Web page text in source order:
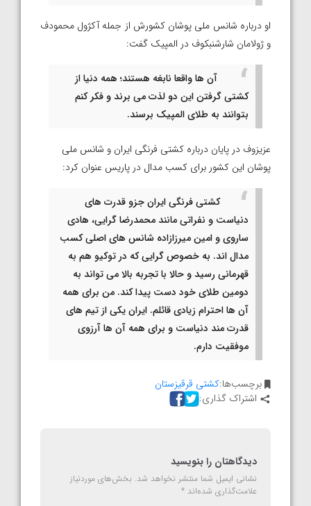
او درباره شانس ملی پوشان کشورش از جمله آکژول محمودف
و ژولامان شارشنبکوف در المپیک گفت:
آن ها واقعا نابغه هستند؛ همه دنیا از
کشتی گرفتن این دو لذت می برند و فکر کنم
بتوانند به طلای المپیک برسند.
عزیزوف در پایان درباره کشتی فرنگی ایران و شانس ملی
پوشان این کشور برای کسب مدال در پاریس عنوان کرد:
کشتی فرنگی ایران جزو قدرت های
دنیاست و نفراتی مانند محمدرضا گرایی، هادی
ساروی و امین میرزازاده شانس های اصلی کسب
مدال اند. به خصوص گرایی که در توکیو هم به
قهرمانی رسید و حالا با تجربه بالا می تواند به
دومین طلای خود دست پیدا کند. من برای همه
آن ها احترام زیادی قائلم. ایران یکی از تیم های
قدرت مند دنیاست و برای همه آن ها آرزوی
موفقیت دارم.
برچسب‌ها:کشتی قرقیزستان
اشتراک گذاری:
دیدگاهتان را بنویسید
نشانی ایمیل شما منتشر نخواهد شد. بخش‌های موردنیاز
علامت‌گذاری شده‌اند *